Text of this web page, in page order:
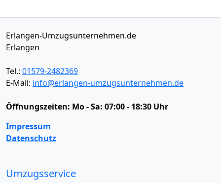
Erlangen-Umzugsunternehmen.de
Erlangen
Tel.: 01579-2482369
E-Mail: info@erlangen-umzugsunternehmen.de
Öffnungszeiten: Mo - Sa: 07:00 - 18:30 Uhr
Impressum
Datenschutz
Umzugsservice